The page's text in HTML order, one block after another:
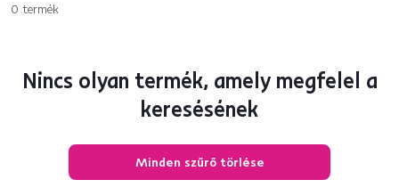
0 termék
Nincs olyan termék, amely megfelel a
keresésének
Minden szűrő törlése